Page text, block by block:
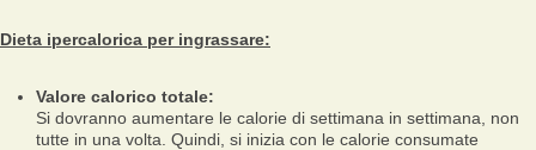
Dieta ipercalorica per ingrassare:
Valore calorico totale:
Si dovranno aumentare le calorie di settimana in settimana, non
tutte in una volta. Quindi, si inizia con le calorie consumate